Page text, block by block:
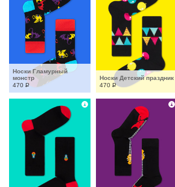
Носки Гламурный
монстр
470 Р
Носки Детский праздник
470 Р